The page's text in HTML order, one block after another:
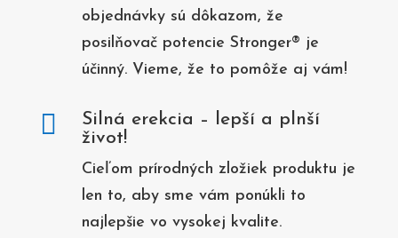
objednávky sú dôkazom, že
posilňovač potencie Stronger® je
účinný. Vieme, že to pomôže aj vám!

Silná erekcia – lepší a plnší
život!
Cieľom prírodných zložiek produktu je
len to, aby sme vám ponúkli to
najlepšie vo vysokej kvalite.